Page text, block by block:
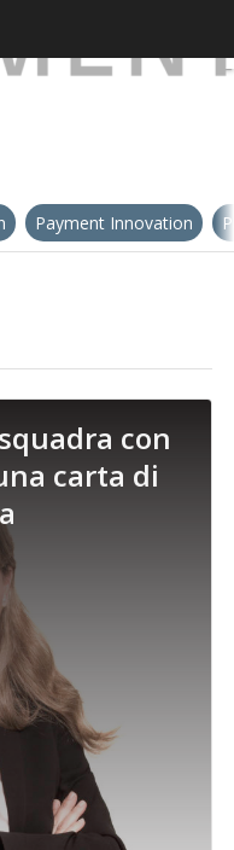
Payment Innovation
con
carta di